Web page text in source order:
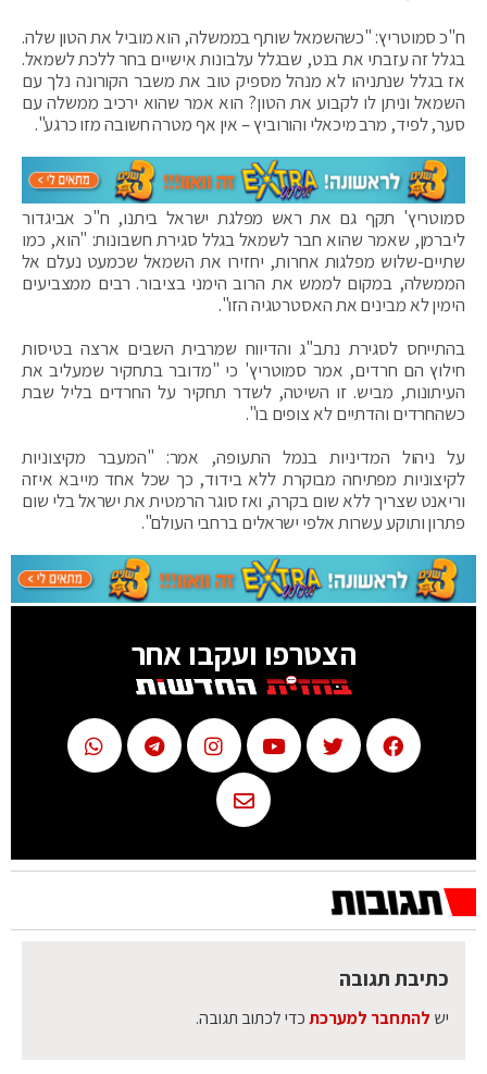
ח"כ סמוטריץ: "כשהשמאל שותף בממשלה, הוא מוביל את הטון שלה.
בגלל זה עזבתי את בנט, שבגלל עלבונות אישיים בחר ללכת לשמאל.
אז בגלל שנתניהו לא מנהל מספיק טוב את משבר הקורונה נלך עם
השמאל וניתן לו לקבוע את הטון? הוא אמר שהוא ירכיב ממשלה עם
סער, לפיד, מרב מיכאלי והורוביץ – אין אף מטרה חשובה מזו כרגע".
סמוטריץ' תקף גם את ראש מפלגת ישראל ביתנו, ח"כ אביגדור
ליברמן, שאמר שהוא חבר לשמאל בגלל סגירת חשבונות: "הוא, כמו
שתיים-שלוש מפלגות אחרות, יחזירו את השמאל שכמעט נעלם אל
הממשלה, במקום לממש את הרוב הימני בציבור. רבים ממצביעים
הימין לא מבינים את האסטרטגיה הזו".
בהתייחס לסגירת נתב"ג והדיווח שמרבית השבים ארצה בטיסות
חילוץ הם חרדים, אמר סמוטריץ' כי "מדובר בתחקיר שמעליב את
העיתונות, מביש. זו השיטה, לשדר תחקיר על החרדים בליל שבת
כשהחרדים והדתיים לא צופים בו".
על ניהול המדיניות בנמל התעופה, אמר: "המעבר מקיצוניות
לקיצוניות מפתיחה מבוקרת ללא בידוד, כך שכל אחד מייבא איזה
וריאנט שצריך ללא שום בקרה, ואז סוגר הרמטית את ישראל בלי שום
פתרון ותוקע עשרות אלפי ישראלים ברחבי העולם".
הצטרפו ועקבו אחר
כתיבת תגובה
יש להתחבר למערכתכדי לכתוב תגובה.